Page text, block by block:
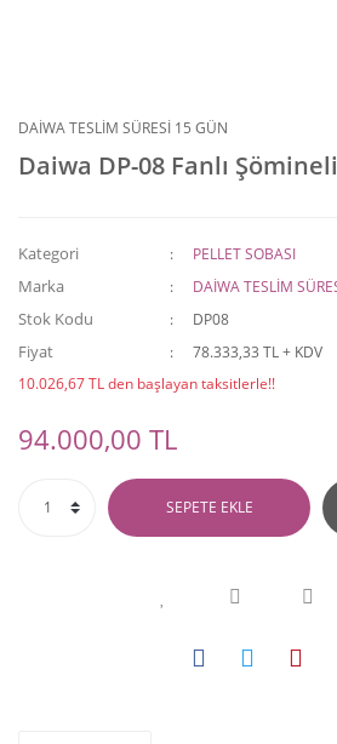
DAİWA TESLİM SÜRESİ 15 GÜN
Daiwa DP-08 Fanlı
Kategori PELLET SOBASI
Marka DAİWA TESLİM
Stok Kodu DP08
Fiyat
78.333,33 TL + KDV
10.026,67 TL den başlayan taksitlerle!!
94.000,00 TL
SEPETE EKLE